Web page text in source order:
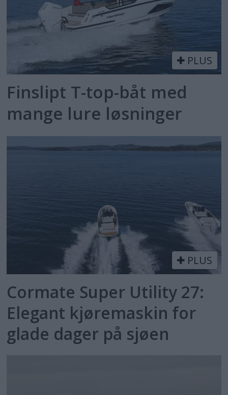
PLUS
Finslipt T-top-båt med
mange lure løsninger
PLUS
Cormate Super Utility 27:
Elegant kjøremaskin for
glade dager på sjøen